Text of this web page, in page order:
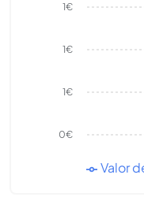
0€
1€
1€
1€
Valor